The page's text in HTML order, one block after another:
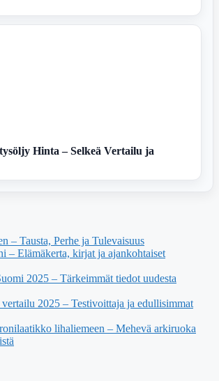
Hinta – Selkeä Vertailu ja
– Tausta, Perhe ja Tulevaisuus
– Elämäkerta, kirjat ja ajankohtaiset
2025 – Tärkeimmät tiedot uudesta
2025 – Testivoittaja ja edullisimmat
lihaliemeen – Mehevä arkiruoka